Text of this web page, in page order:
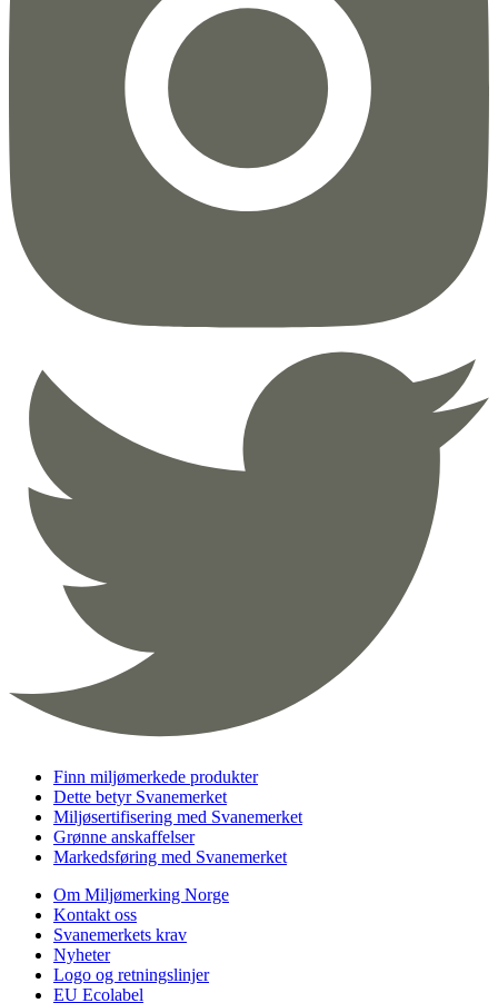
Finn miljømerkede produkter
Dette betyr Svanemerket
Miljøsertifisering med Svanemerket
Grønne anskaffelser
Markedsføring med Svanemerket
Om Miljømerking Norge
Kontakt oss
Svanemerkets krav
Nyheter
Logo og retningslinjer
EU Ecolabel